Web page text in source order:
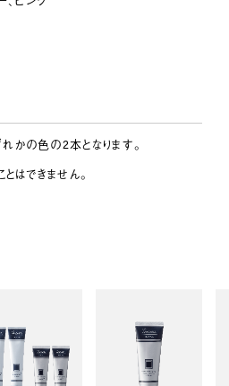
かの色の2本となります。
はできません。